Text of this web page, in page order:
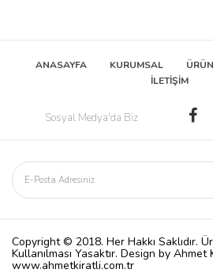
ANASAYFA KURUMSAL
İLETİŞİM
Sosyal Medya'da Biz
Copyright © 2018. Her Hakkı Saklıdır.
Kullanılması Yasaktır. Design by Ahmet
www.ahmetkiratli.com.tr